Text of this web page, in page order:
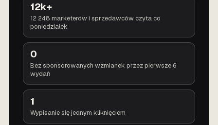
12k+
12 248 marketerów i sprzedawców czyta co
poniedziałek
0
Bez sponsorowanych wzmianek przez pierwsze 6
wydań
1
Wypisanie się jednym kliknięciem